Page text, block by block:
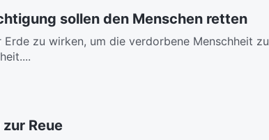
sollen den Menschen retten
zu wirken, um die verdorbene Menschheit zu
Reue